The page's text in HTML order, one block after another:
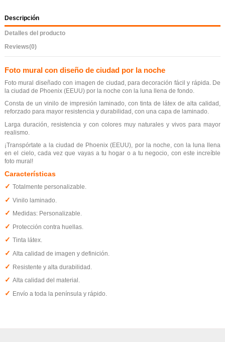
Descripción
Detalles del producto
Reviews(0)
Foto mural con diseño de ciudad por la noche
Foto mural diseñado con imagen de ciudad, para decoración fácil y rápida. De
la ciudad de Phoenix (EEUU) por la noche con la luna llena de fondo.
Consta de un vinilo de impresión laminado, con tinta de látex de alta calidad,
reforzado para mayor resistencia y durabilidad, con una capa de laminado.
Larga duración, resistencia y con colores muy naturales y vivos para mayor
realismo.
¡Transpórtate a la ciudad de Phoenix (EEUU), por la noche, con la luna llena
en el cielo, cada vez que vayas a tu hogar o a tu negocio, con este increíble
foto mural!
Características
✓ Totalmente personalizable.
✓ Vinilo laminado.
✓ Medidas: Personalizable.
✓ Protección contra huellas.
✓ Tinta látex.
✓ Alta calidad de imagen y definición.
✓ Resistente y alta durabilidad.
✓ Alta calidad del material.
✓ Envío a toda la península y rápido.